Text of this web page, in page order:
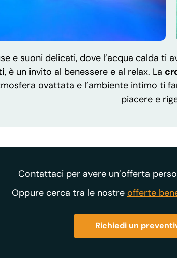
e suoni delicati, dove l’acqua calda ti
, è un invito al benessere e al relax. La
ovattata e l’ambiente intimo ti
piacere e
Contattaci per avere un’offerta
Oppure cerca tra le nostre offerte
Richiedi un